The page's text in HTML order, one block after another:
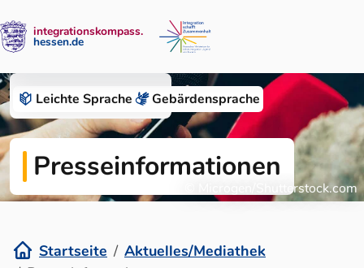
Leichte Sprache Gebärden­sprache
Zum Inhalt springen
integrationskompass.
hessen.de
Aktuelles/Mediathek
Presseinformationen
© Microgen/Shutterstock.com
Startseite
Aktuelles/Mediathek